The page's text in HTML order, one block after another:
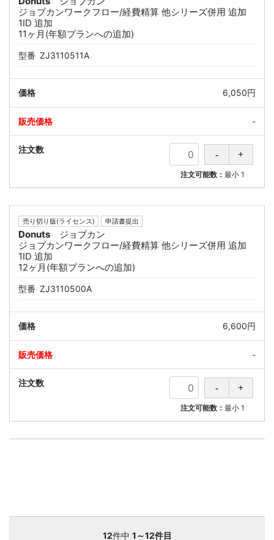
ジョブカンワークフロー/経費精算 他シリーズ併用 追加
1ID 追加
11ヶ月(年額プランへの追加)
型番 ZJ3110511A
6,050円
-
注文可能数：最小 1
売り切り版(ライセンス) 申請書提出
Donuts
ジョブカン
ジョブカンワークフロー/経費精算 他シリーズ併用 追加
1ID 追加
12ヶ月(年額プランへの追加)
型番 ZJ3110500A
6,600円
-
注文可能数：最小 1
12件中 1～12件目